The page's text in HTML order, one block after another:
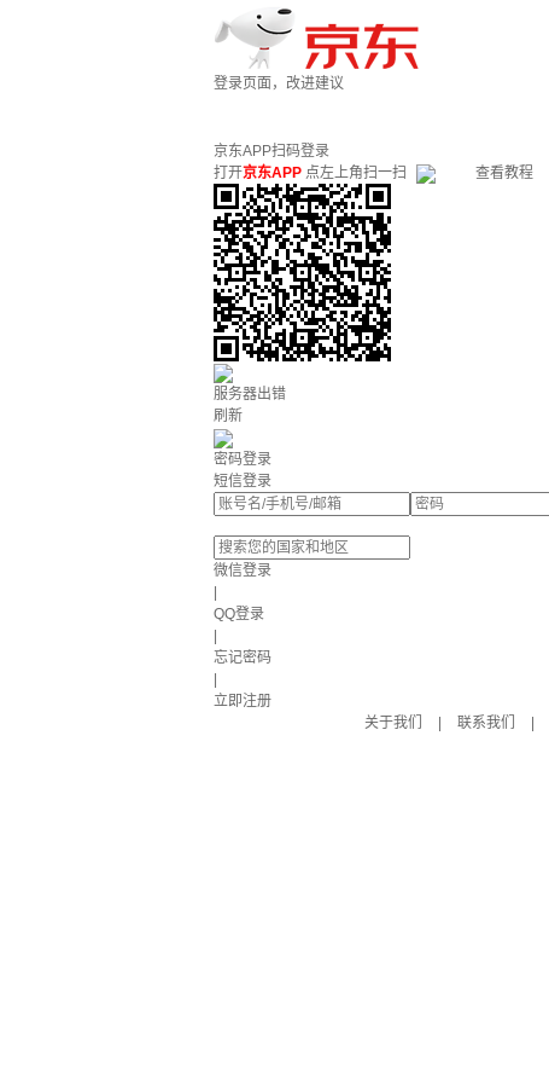
登录页面，改进建议
京东APP扫码登录
打开京东APP 点左上角扫一扫 查看教程
服务器出错
刷新
密码登录
短信登录
微信登录
QQ登录
忘记密码
立即注册
关于我们
联系我们